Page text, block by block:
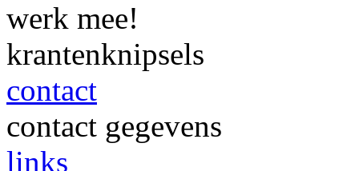
werk mee!
krantenknipsels
contact
contact gegevens
links